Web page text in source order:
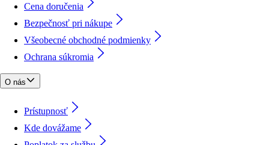
Cena doručenia
Bezpečnosť pri nákupe
Všeobecné obchodné podmienky
Ochrana súkromia
O nás
Prístupnosť
Kde dovážame